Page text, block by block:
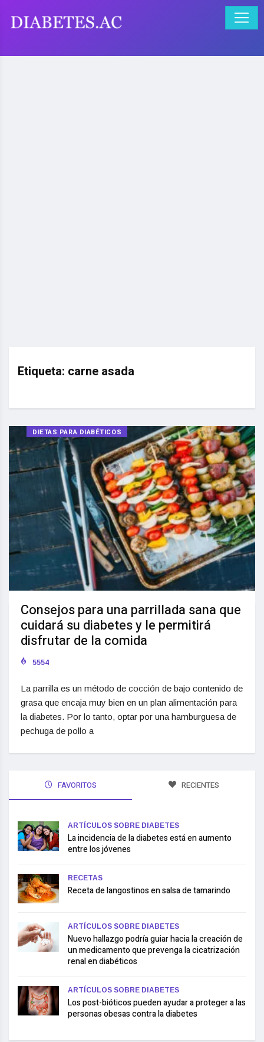
Etiqueta: carne asada
DIETAS PARA DIABÉTICOS
Consejos para una parrillada sana que
cuidará su diabetes y le permitirá
disfrutar de la comida
5554
La parrilla es un método de cocción de bajo contenido de
grasa que encaja muy bien en un plan alimentación para
la diabetes. Por lo tanto, optar por una hamburguesa de
pechuga de pollo a
FAVORITOS RECIENTES
ARTÍCULOS SOBRE DIABETES
La incidencia de la diabetes está en aumento
entre los jóvenes
RECETAS
Receta de langostinos en salsa de tamarindo
ARTÍCULOS SOBRE DIABETES
Nuevo hallazgo podría guiar hacia la creación de
un medicamento que prevenga la cicatrización
renal en diabéticos
ARTÍCULOS SOBRE DIABETES
Los post-bióticos pueden ayudar a proteger a las
personas obesas contra la diabetes